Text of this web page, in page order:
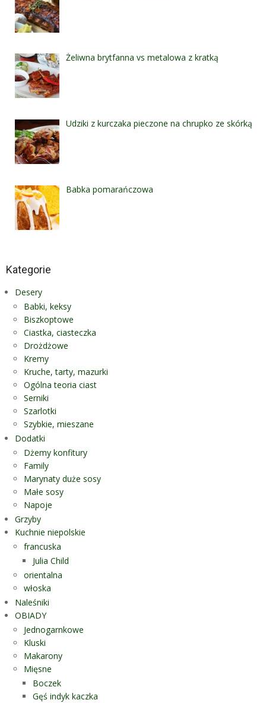
Żeliwna brytfanna vs metalowa z kratką
Udziki z kurczaka pieczone na chrupko ze skórką
Babka pomarańczowa
Kategorie
Desery
Babki, keksy
Biszkoptowe
Ciastka, ciasteczka
Drożdżowe
Kremy
Kruche, tarty, mazurki
Ogólna teoria ciast
Serniki
Szarlotki
Szybkie, mieszane
Dodatki
Dżemy konfitury
Family
Marynaty duże sosy
Małe sosy
Napoje
Grzyby
Kuchnie niepolskie
francuska
Julia Child
orientalna
włoska
Naleśniki
OBIADY
Jednogarnkowe
Kluski
Makarony
Mięsne
Boczek
Gęś indyk kaczka